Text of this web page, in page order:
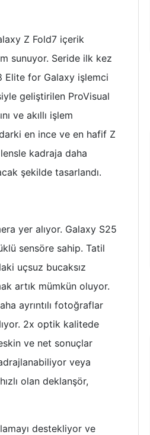
Z Fold7 içerik
sunuyor. Seride ilk kez
Elite for Galaxy işlemci
geliştirilen ProVisual
ve akıllı işlem
en ince ve en hafif Z
kadraja daha
şekilde tasarlandı.
yer alıyor. Galaxy S25
sensöre sahip. Tatil
uçsuz bucaksız
artık mümkün oluyor.
ayrıntılı fotoğraflar
2x optik kalitede
ve net sonuçlar
veya
olan deklanşör,
destekliyor ve